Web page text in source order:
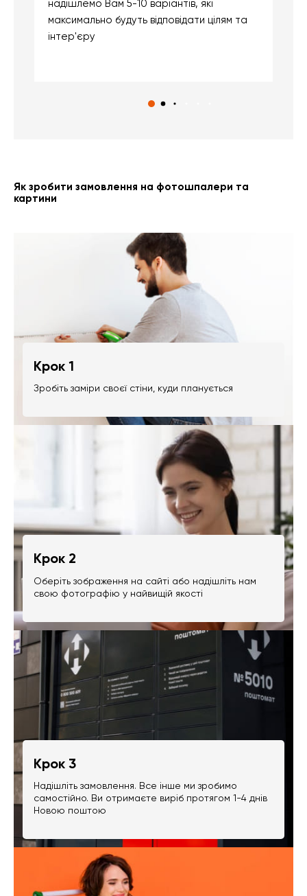
надішлемо Вам 5-10 варіантів, які
максимально будуть відповідати цілям та
інтер'єру
Як зробити замовлення на фотошпалери та
картини
Крок 1
Зробіть заміри своєї стіни, куди планується
Крок 2
Оберіть зображення на сайті або надішліть нам
свою фотографію у найвищій якості
Крок 3
Надішліть замовлення. Все інше ми зробимо
самостійно. Ви отримаєте виріб протягом 1-4 днів
Новою поштою